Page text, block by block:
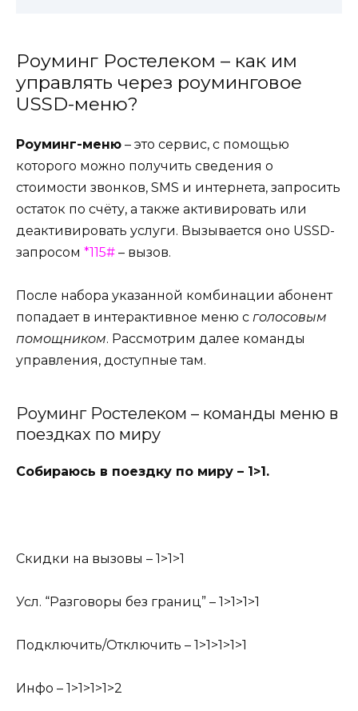
Роуминг Ростелеком – как им
управлять через роуминговое
USSD-меню?
Роуминг-меню – это сервис, с помощью
которого можно получить сведения о
стоимости звонков, SMS и интернета, запросить
остаток по счёту, а также активировать или
деактивировать услуги. Вызывается оно USSD-
запросом *115# – вызов.
После набора указанной комбинации абонент
попадает в интерактивное меню с голосовым
помощником. Рассмотрим далее команды
управления, доступные там.
Роуминг Ростелеком – команды меню в
поездках по миру
Собираюсь в поездку по миру – 1>1.
Скидки на вызовы – 1>1>1
Усл. “Разговоры без границ” – 1>1>1>1
Подключить/Отключить – 1>1>1>1>1
Инфо – 1>1>1>1>2